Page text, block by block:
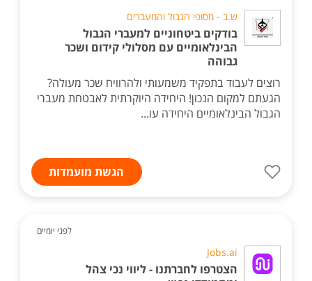
ש.ב - מסופי הגבול והמעברים
בודקים ביטחוניים למעברי הגבול
הבינלאומיים עם מסלולי קידום ושכר
גבוהה
רוצים לעבוד בתפקיד משמעותי ולהרוויח שכר מעולה?
הגעתם למקום הנכון! היחידה היוקרתית לאבטחת מעברי
הגבול הבינלאומיים היחידה עו...
הגשת מועמדות
לפני יומיים
Jobs.ai
הצטרפו לחברתנו - ליווי נכי צהל